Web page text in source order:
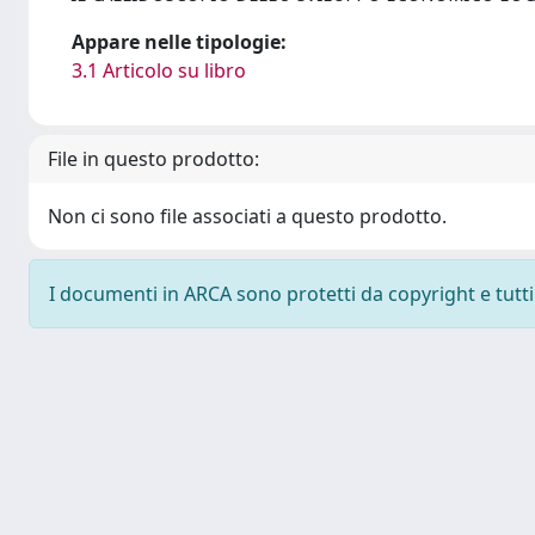
Appare nelle tipologie:
3.1 Articolo su libro
File in questo prodotto:
Non ci sono file associati a questo prodotto.
I documenti in ARCA sono protetti da copyright e